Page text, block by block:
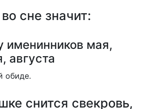
сне значит:
именинников мая,
августа
обиде.
снится свекровь,